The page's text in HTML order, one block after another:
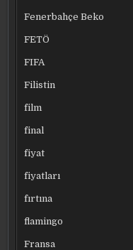
Fenerbahçe Beko
FETÖ
FIFA
Filistin
film
final
fiyat
fiyatları
fırtına
flamingo
Fransa